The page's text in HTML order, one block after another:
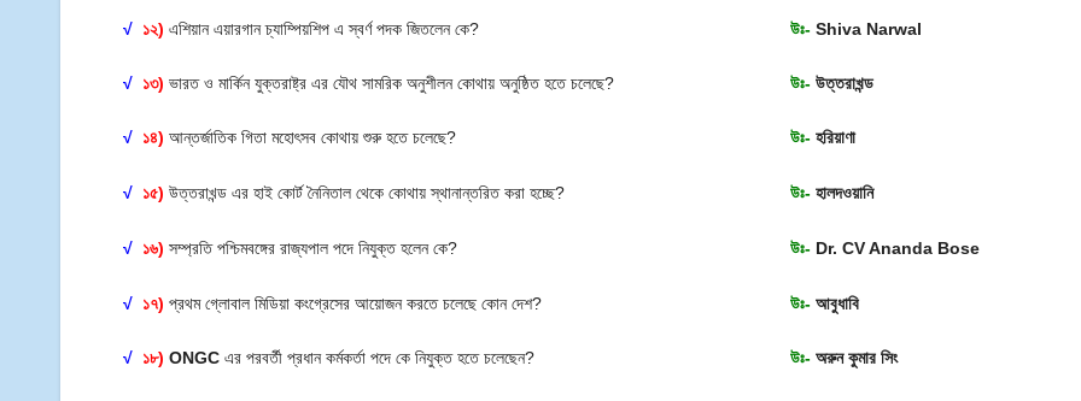
√ ১২) এশিয়ান এয়ারগান চ্যাম্পিয়শিপ এ স্বর্ণ পদক জিতলেন কে? উঃ- Shiva Narwal
√ ১৩) ভারত ও মার্কিন যুক্তরাষ্ট্র এর যৌথ সামরিক অনুশীলন কোথায় অনুষ্ঠিত হতে চলেছে? উঃ- উত্তরাখন্ড
√ ১৪) আন্তর্জাতিক গিতা মহোৎসব কোথায় শুরু হতে চলেছে? উঃ- হরিয়াণা
√ ১৫) উত্তরাখন্ড এর হাই কোর্ট নৈনিতাল থেকে কোথায় স্থানান্তরিত করা হচ্ছে? উঃ- হালদওয়ানি
√ ১৬) সম্প্রতি পশ্চিমবঙ্গের রাজ্যপাল পদে নিযুক্ত হলেন কে? উঃ- Dr. CV Ananda Bose
√ ১৭) প্রথম গ্লোবাল মিডিয়া কংগ্রেসের আয়োজন করতে চলেছে কোন দেশ? উঃ- আবুধাবি
√ ১৮) ONGCএর পরবর্তী প্রধান কর্মকর্তা পদে কে নিযুক্ত হতে চলেছেন? উঃ- অরুন কুমার সিং